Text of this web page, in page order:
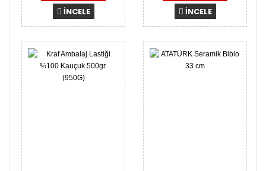
İNCELE İNCELE
0,00
TL
0,00